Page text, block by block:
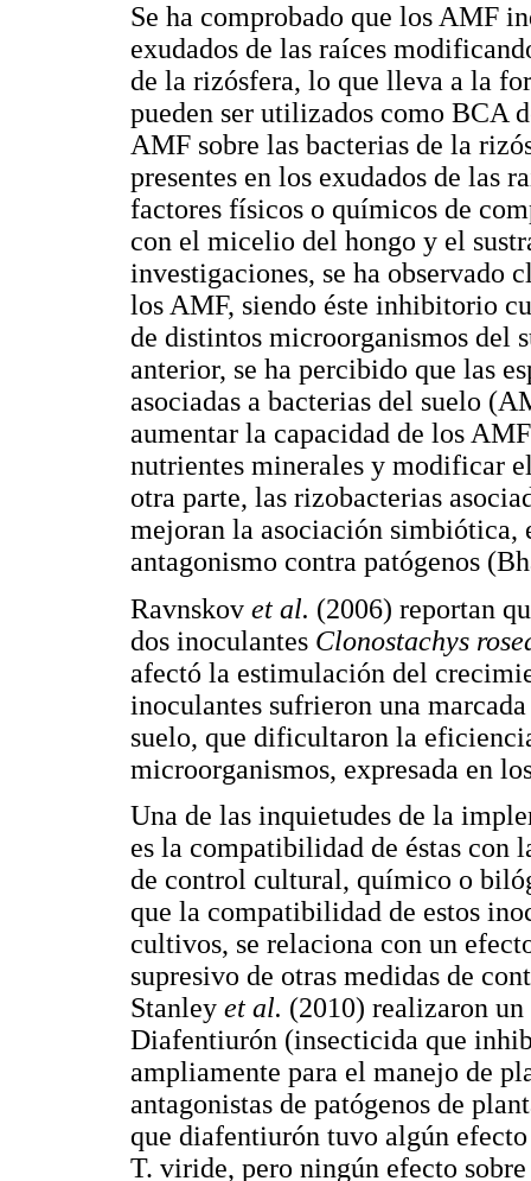
Se ha comprobado que los AMF
exudados de las raíces
de la rizósfera, lo que lleva a la
pueden ser utilizados como BCA
AMF sobre las bacterias de la
presentes en los exudados de las
factores físicos o químicos de
con el micelio del hongo y el
investigaciones, se ha observado
los AMF, siendo éste inhibitorio
de distintos microorganismos del
anterior, se ha percibido que las
asociadas a bacterias del suelo
aumentar la capacidad de los
nutrientes minerales y modificar
otra parte, las rizobacterias
mejoran la asociación simbiótica,
antagonismo contra patógenos
Ravnskov et al. (2006) reportan
dos inoculantes Clonostachys
afectó la estimulación del
inoculantes sufrieron una
suelo, que dificultaron la
microorganismos, expresada en
Una de las inquietudes de la
es la compatibilidad de éstas con
de control cultural, químico o
que la compatibilidad de estos
cultivos, se relaciona con un
supresivo de otras medidas de
Stanley et al. (2010) realizaron
Diafentiurón (insecticida que
ampliamente para el manejo de
antagonistas de patógenos de
que diafentiurón tuvo algún
T. viride, pero ningún efecto